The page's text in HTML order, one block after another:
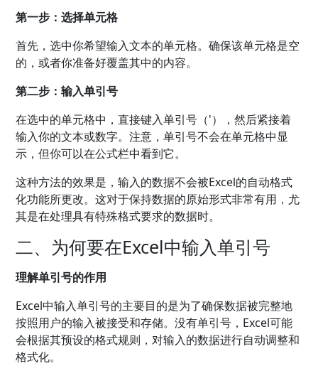
第一步：选择单元格
首先，选中你希望输入文本的单元格。确保该单元格是空
的，或者你准备好覆盖其中的内容。
第二步：输入单引号
在选中的单元格中，直接键入单引号（'），然后紧接着
输入你的文本或数字。注意，单引号不会在单元格中显
示，但你可以在公式栏中看到它。
这种方法的效果是，输入的数据不会被Excel的自动格式
化功能所更改。这对于保持数据的原始形式非常有用，尤
其是在处理具有特殊格式要求的数据时。
二、为何要在Excel中输入单引号
理解单引号的作用
Excel中输入单引号的主要目的是为了确保数据被完整地
按照用户的输入被接受和存储。没有单引号，Excel可能
会根据其预设的格式规则，对输入的数据进行自动调整和
格式化。